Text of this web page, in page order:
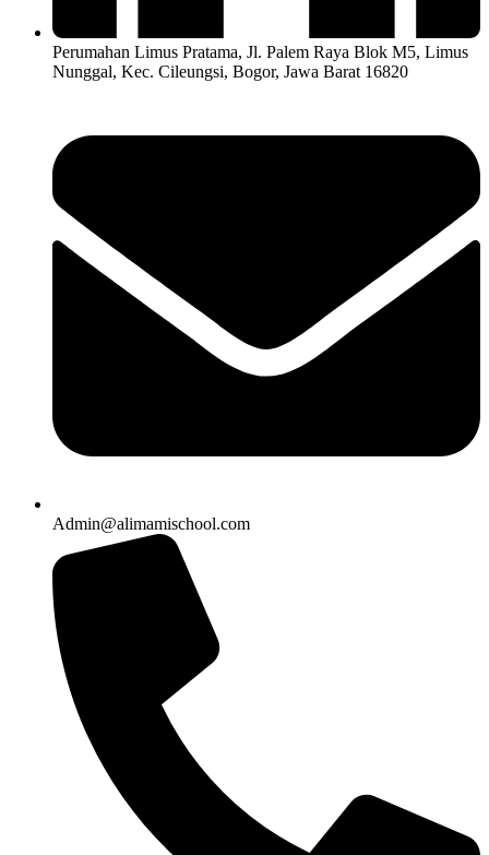
Perumahan Limus Pratama, Jl. Palem Raya Blok M5, Limus
Nunggal, Kec. Cileungsi, Bogor, Jawa Barat 16820
Admin@alimamischool.com